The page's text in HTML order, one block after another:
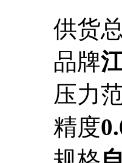
供货
品牌
压力
精度